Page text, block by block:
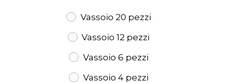
Vassoio 20 pezzi
Vassoio 12 pezzi
Vassoio 6 pezzi
Vassoio 4 pezzi